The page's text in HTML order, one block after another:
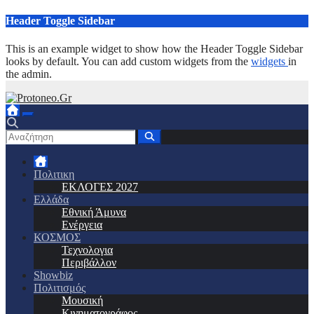
Μετάβαση
περιεχόμενο
Header Toggle Sidebar
This is an example widget to show how the Header Toggle Sidebar
looks by default. You can add custom widgets from the widgets in
the admin.
Πολιτικη
ΕΚΛΟΓΕΣ 2027
Ελλάδα
Εθνική Άμυνα
Ενέργεια
ΚΟΣΜΟΣ
Τεχνολογια
Περιβάλλον
Showbiz
Πολιτισμός
Μουσική